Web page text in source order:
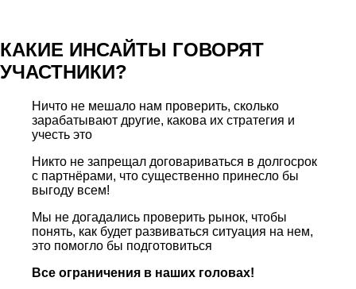
КАКИЕ ИНСАЙТЫ ГОВОРЯТ
УЧАСТНИКИ?
Ничто не мешало нам проверить, сколько
зарабатывают другие, какова их стратегия и
учесть это
Никто не запрещал договариваться в долгосрок
с партнёрами, что существенно принесло бы
выгоду всем!
Мы не догадались проверить рынок, чтобы
понять, как будет развиваться ситуация на нем,
это помогло бы подготовиться
Все ограничения в наших головах!